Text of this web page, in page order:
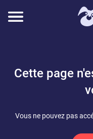
Cette page
Vous ne pouvez pas